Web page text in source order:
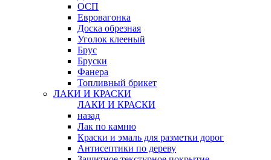
ОСП
Евровагонка
Доска обрезная
Уголок клееный
Брус
Бруски
Фанера
Топливный брикет
ЛАКИ И КРАСКИ
ЛАКИ И КРАСКИ
назад
Лак по камню
Краски и эмаль для разметки дорог
Антисептики по дереву